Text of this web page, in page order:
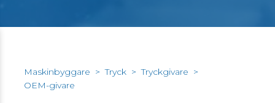
Maskinbyggare >Tryck >Tryckgivare >
OEM-givare